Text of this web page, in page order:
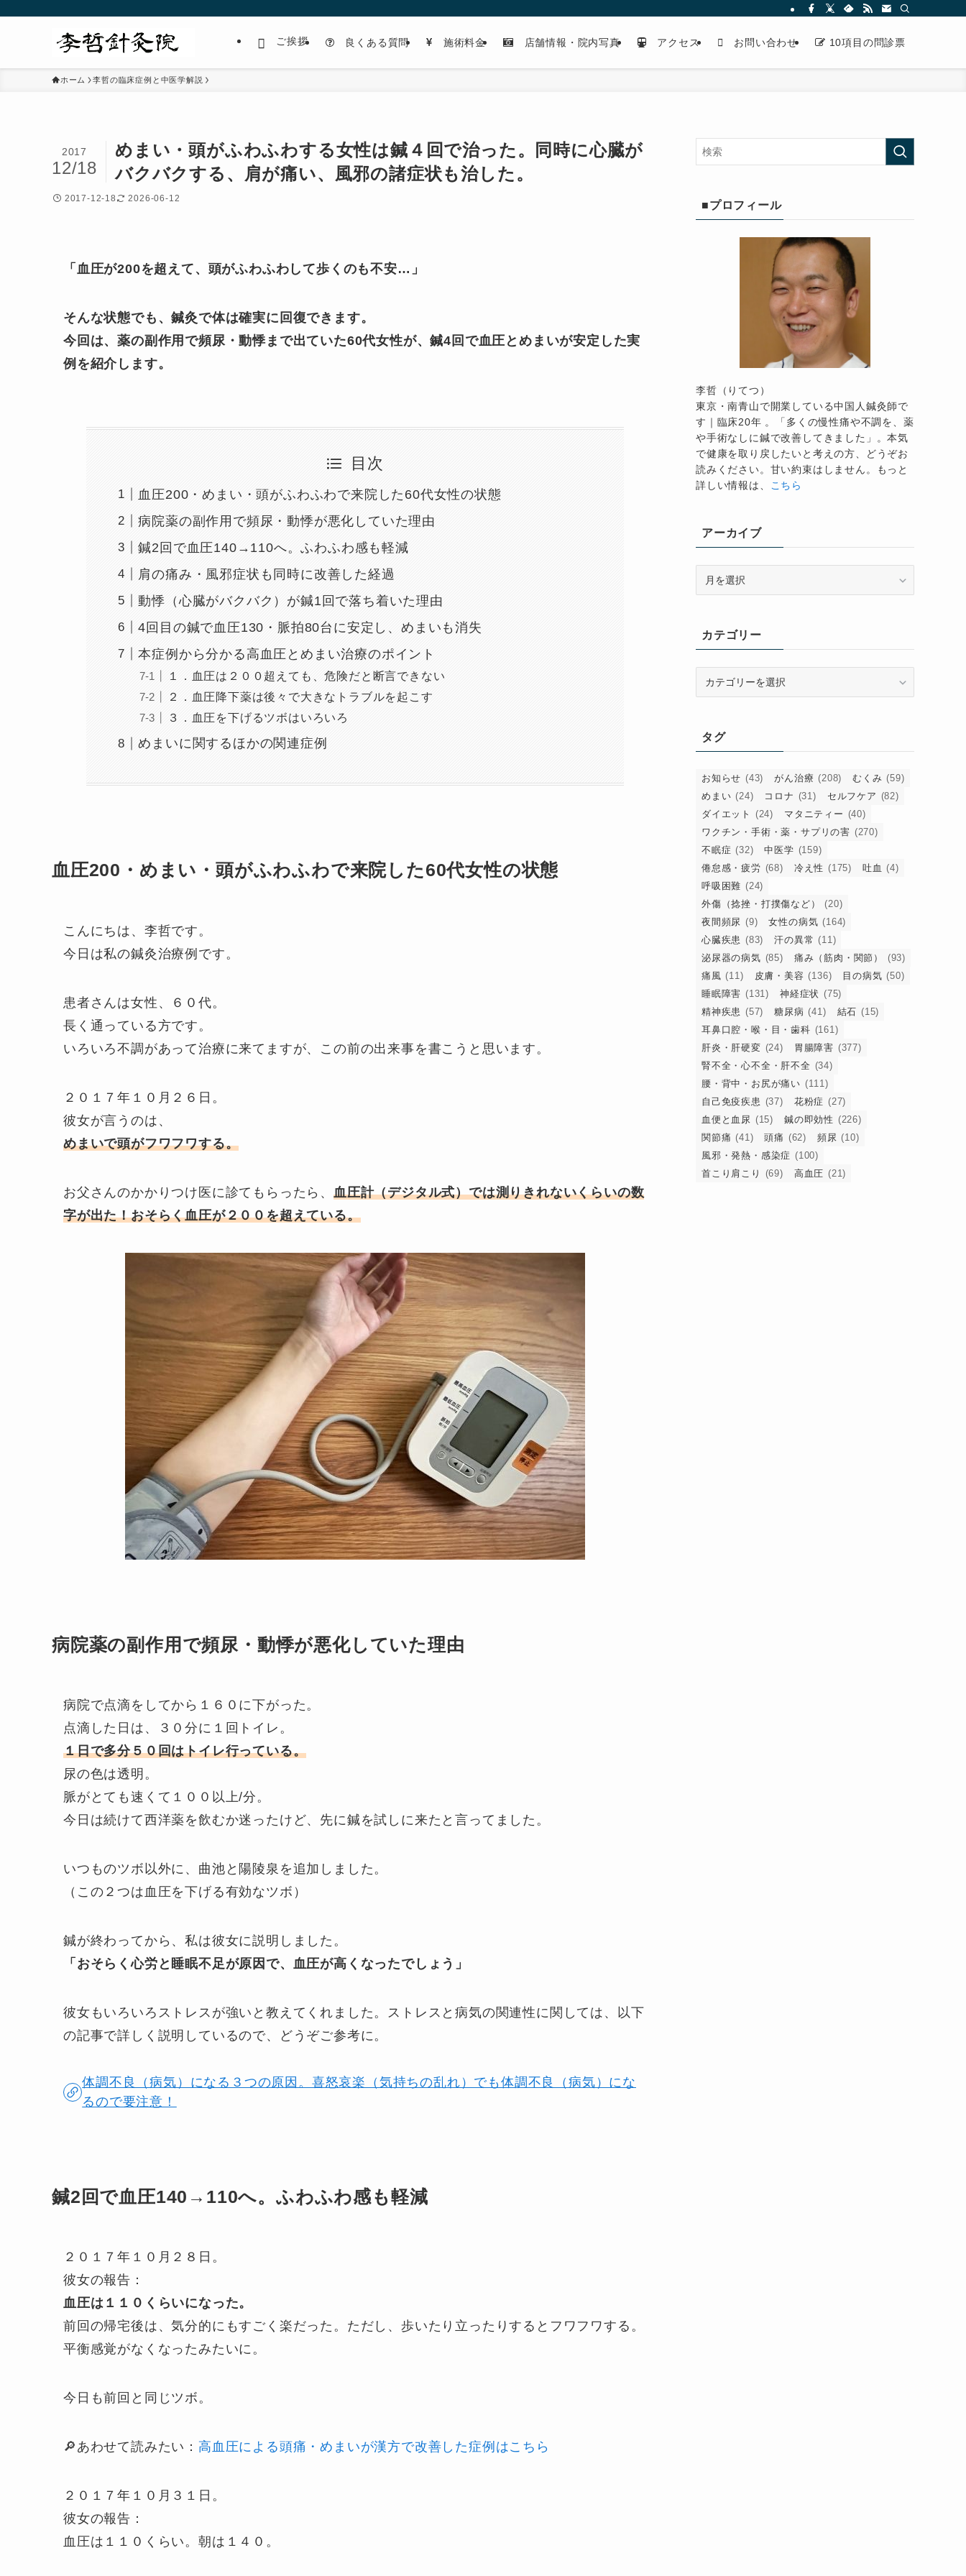
ご挨拶 良くある質問 施術料金 店舗情報・院内写真 アクセス お問い合わせ 10項目の問診票
ホーム 李哲の臨床症例と中医学解説
めまい・頭がふわふわする女性は鍼４回で治った。同時に心臓が
バクバクする、肩が痛い、風邪の諸症状も治した。
2017
12/18
2017-12-18 2026-06-12
「血圧が200を超えて、頭がふわふわして歩くのも不安…」
そんな状態でも、鍼灸で体は確実に回復できます。
今回は、薬の副作用で頻尿・動悸まで出ていた60代女性が、鍼4回で血圧とめまいが安定した実
例を紹介します。
目次
血圧200・めまい・頭がふわふわで来院した60代女性の状態
病院薬の副作用で頻尿・動悸が悪化していた理由
鍼2回で血圧140→110へ。ふわふわ感も軽減
肩の痛み・風邪症状も同時に改善した経過
動悸（心臓がバクバク）が鍼1回で落ち着いた理由
4回目の鍼で血圧130・脈拍80台に安定し、めまいも消失
本症例から分かる高血圧とめまい治療のポイント
１．血圧は２００超えても、危険だと断言できない
２．血圧降下薬は後々で大きなトラブルを起こす
３．血圧を下げるツボはいろいろ
めまいに関するほかの関連症例
血圧200・めまい・頭がふわふわで来院した60代女性の状態
こんにちは、李哲です。
今日は私の鍼灸治療例です。
患者さんは女性、６０代。
長く通っている方です。
いろいろ不調があって治療に来てますが、この前の出来事を書こうと思います。
２０１７年１０月２６日。
彼女が言うのは、
めまいで頭がフワフワする。
お父さんのかかりつけ医に診てもらったら、 血圧計（デジタル式）では測りきれないくらいの数
字が出た！おそらく血圧が２００を超えている。
病院薬の副作用で頻尿・動悸が悪化していた理由
病院で点滴をしてから１６０に下がった。
点滴した日は、３０分に１回トイレ。
１日で多分５０回はトイレ行っている。
尿の色は透明。
脈がとても速くて１００以上/分。
今日は続けて西洋薬を飲むか迷ったけど、先に鍼を試しに来たと言ってました。
いつものツボ以外に、曲池と陽陵泉を追加しました。
（この２つは血圧を下げる有効なツボ）
鍼が終わってから、私は彼女に説明しました。
「おそらく心労と睡眠不足が原因で、血圧が高くなったでしょう」
彼女もいろいろストレスが強いと教えてくれました。ストレスと病気の関連性に関しては、以下
の記事で詳しく説明しているので、どうぞご参考に。
体調不良（病気）になる３つの原因。喜怒哀楽（気持ちの乱れ）でも体調不良（病気）にな
るので要注意！
鍼2回で血圧140→110へ。ふわふわ感も軽減
２０１７年１０月２８日。
彼女の報告：
血圧は１１０くらいになった。
前回の帰宅後は、気分的にもすごく楽だった。ただし、歩いたり立ったりするとフワフワする。
平衡感覚がなくなったみたいに。
今日も前回と同じツボ。
🔎あわせて読みたい： 高血圧による頭痛・めまいが漢方で改善した症例はこちら
２０１７年１０月３１日。
彼女の報告：
血圧は１１０くらい。朝は１４０。
■プロフィール
李哲（りてつ）
東京・南青山で開業している中国人鍼灸師で
す｜臨床20年 。「多くの慢性痛や不調を、薬
や手術なしに鍼で改善してきました」。本気
で健康を取り戻したいと考えの方、どうぞお
読みください。甘い約束はしません。もっと
詳しい情報は、 こちら
アーカイブ
ブカテゴリー
ータグ
お知らせ (43) がん治療 (208) むくみ (59)
めまい (24) コロナ (31) セルフケア (82)
ダイエット
(24) マタニティー (40)
ワクチン・手術・薬・サプリの害 (270)
不眠症 (32) 中医学 (159)
倦怠感・疲労 (68) 冷え性 (175) 吐血 (4)
呼吸困難 (24)
外傷（捻挫・打撲傷など）
(20)
夜間頻尿 (9) 女性の病気 (164)
心臓疾患 (83) 汗の異常 (11)
泌尿器の病気 (85) 痛み（筋肉・関節）
(93)
痛風 (11) 皮膚・美容 (136) 目の病気 (50)
睡眠障害 (131) 神経症状 (75)
精神疾患 (57) 糖尿病 (41) 結石 (15)
耳鼻口腔・喉・目・歯科 (161)
肝炎・肝硬変 (24) 胃腸障害 (377)
腎不全・心不全・肝不全 (34)
腰・背中・お尻が痛い (111)
自己免疫疾患 (37) 花粉症 (27)
血便と血尿 (15) 鍼の即効性 (226)
関節痛 (41) 頭痛 (62) 頻尿 (10)
風邪・発熱・感染症 (100)
首こり肩こり
(69) 高血圧 (21)